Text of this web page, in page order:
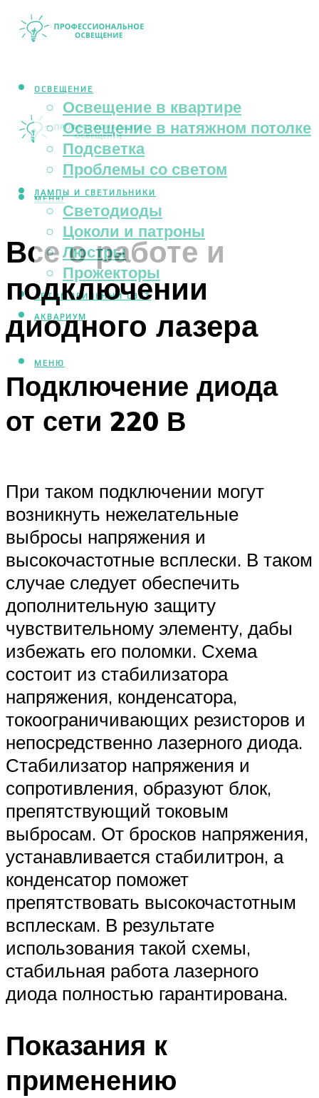
ОСВЕЩЕНИЕ
Освещение в квартире
Освещение в натяжном потолке
Подсветка
Проблемы со светом
ЛАМПЫ И СВЕТИЛЬНИКИ
Светодиоды
Цоколи и патроны
Люстры
Прожекторы
АВТОМОБИЛЬНЫЙ СВЕТ
АКВАРИУМ
МЕНЮ
МЕНЮ
Все о работе и
подключении
диодного лазера
Подключение диода
от сети 220 В
При таком подключении могут
возникнуть нежелательные
выбросы напряжения и
высокочастотные всплески. В таком
случае следует обеспечить
дополнительную защиту
чувствительному элементу, дабы
избежать его поломки. Схема
состоит из стабилизатора
напряжения, конденсатора,
токоограничивающих резисторов и
непосредственно лазерного диода.
Стабилизатор напряжения и
сопротивления, образуют блок,
препятствующий токовым
выбросам. От бросков напряжения,
устанавливается стабилитрон, а
конденсатор поможет
препятствовать высокочастотным
всплескам. В результате
использования такой схемы,
стабильная работа лазерного
диода полностью гарантирована.
Показания к
применению